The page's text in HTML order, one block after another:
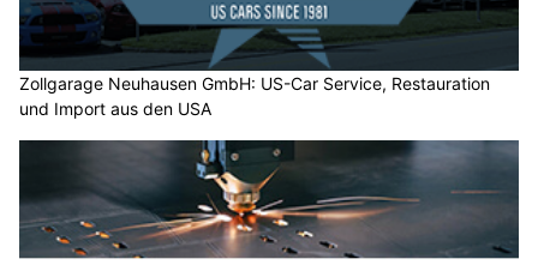
Zollgarage Neuhausen GmbH: US-Car Service, Restauration
und Import aus den USA